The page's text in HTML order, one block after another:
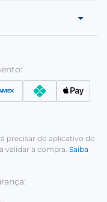
precisar do aplicativo do
validar a compra. Saiba